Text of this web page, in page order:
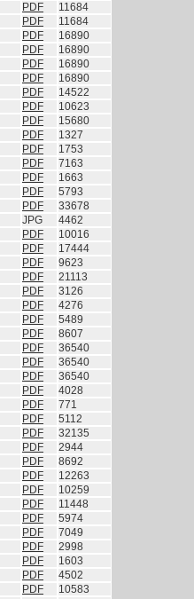
PDF
11684
PDF
11684
PDF
16890
PDF
16890
PDF
16890
PDF
16890
PDF
14522
PDF
10623
PDF
15680
PDF
1327
PDF
1753
PDF
7163
PDF
1663
PDF
5793
PDF
33678
JPG
4462
PDF
10016
PDF
17444
PDF
9623
PDF
21113
PDF
3126
PDF
4276
PDF
5489
PDF
8607
PDF
36540
PDF
36540
PDF
36540
PDF
4028
PDF
771
PDF
5112
PDF
32135
PDF
2944
PDF
8692
PDF
12263
PDF
10259
PDF
11448
PDF
5974
PDF
7049
PDF
2998
PDF
1603
PDF
4502
PDF
10583